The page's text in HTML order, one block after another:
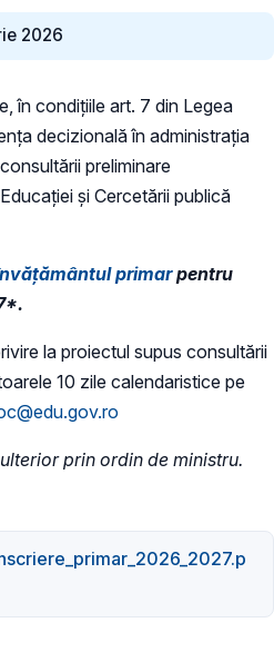
2026
în condiţiile art. 7 din Legea
decizională în administraţia
preliminare
și Cercetării publică
primarpentru
la proiectul supus consultării
10 zile calendaristice pe
prin ordin de ministru.